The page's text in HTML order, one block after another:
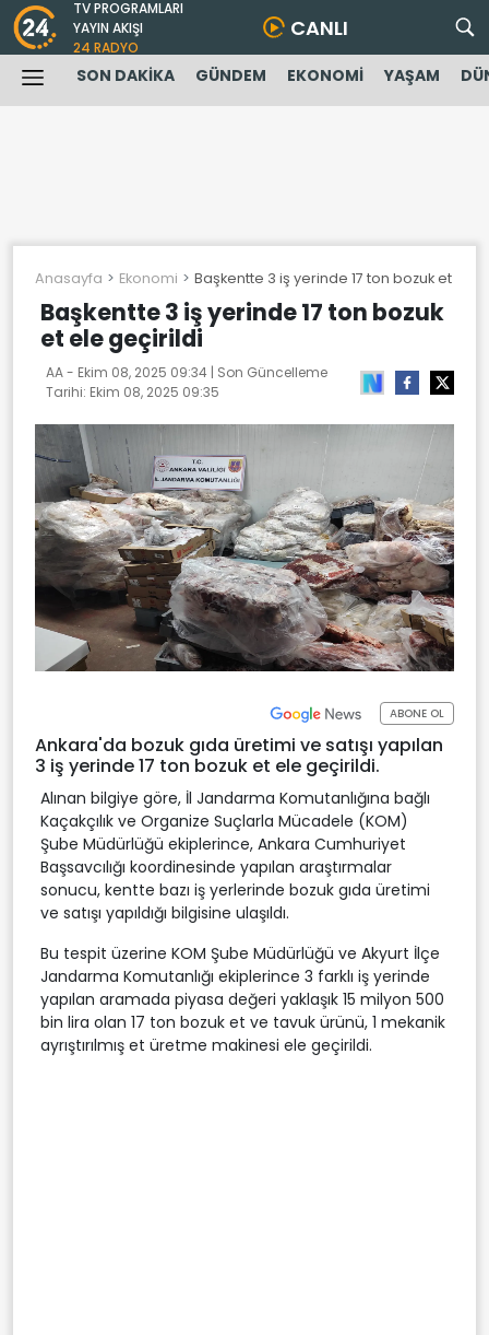
TV PROGRAMLARI
YAYIN AKIŞI
24 RADYO
CANLI
SON DAKİKA GÜNDEM EKONOMİ YAŞAM
Anasayfa Ekonomi Başkentte 3 iş yerinde 17 ton bozuk et ele
Başkentte 3 iş yerinde 17 ton bozuk
et ele geçirildi
AA - Ekim 08, 2025 09:34 | Son Güncelleme
Tarihi: Ekim 08, 2025 09:35
ABONE OL
Ankara'da bozuk gıda üretimi ve satışı yapılan
3 iş yerinde 17 ton bozuk et ele geçirildi.
Alınan bilgiye göre, İl Jandarma Komutanlığına bağlı
Kaçakçılık ve Organize Suçlarla Mücadele (KOM)
Şube Müdürlüğü ekiplerince, Ankara Cumhuriyet
Başsavcılığı koordinesinde yapılan araştırmalar
sonucu, kentte bazı iş yerlerinde bozuk gıda üretimi
ve satışı yapıldığı bilgisine ulaşıldı.
Bu tespit üzerine KOM Şube Müdürlüğü ve Akyurt İlçe
Jandarma Komutanlığı ekiplerince 3 farklı iş yerinde
yapılan aramada piyasa değeri yaklaşık 15 milyon 500
bin lira olan 17 ton bozuk et ve tavuk ürünü, 1 mekanik
ayrıştırılmış et üretme makinesi ele geçirildi.